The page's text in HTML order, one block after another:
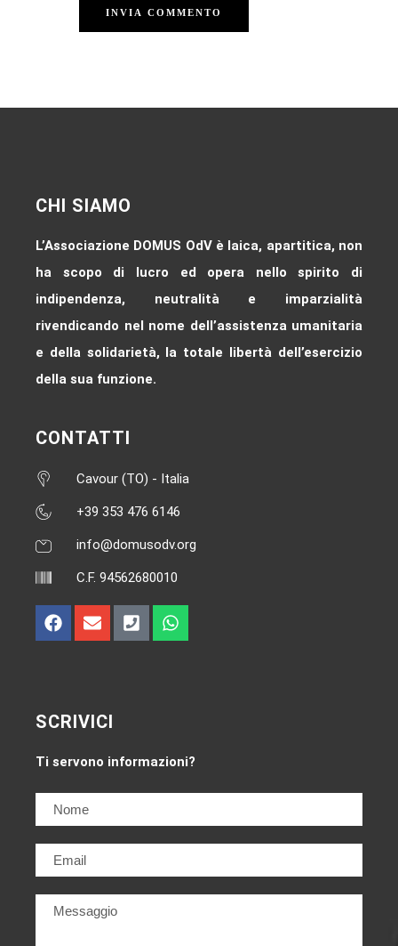
CHI SIAMO
L’Associazione DOMUS OdV è laica, apartitica, non
ha scopo di lucro ed opera nello spirito di
indipendenza, neutralità e imparzialità
rivendicando nel nome dell’assistenza umanitaria
e della solidarietà, la totale libertà dell’esercizio
della sua funzione.
CONTATTI
Cavour (TO) - Italia
+39 353 476 6146‬
info@domusodv.org
C.F. 94562680010
SCRIVICI
Ti servono informazioni?